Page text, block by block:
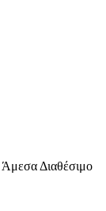
Άμεσα Διαθέσιμο